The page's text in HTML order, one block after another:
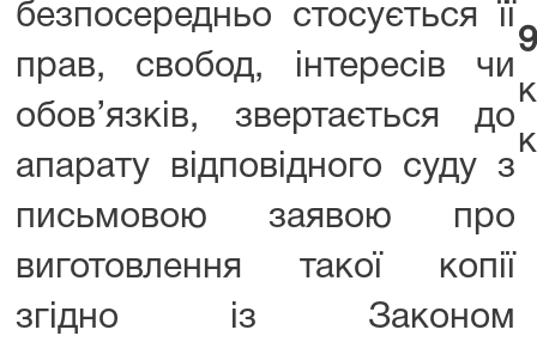
безпосередньо стосується її
прав, свобод, інтересів чи
обов’язків, звертається до
апарату відповідного суду з
письмовою заявою про
виготовлення такої копії
згідно із Законом